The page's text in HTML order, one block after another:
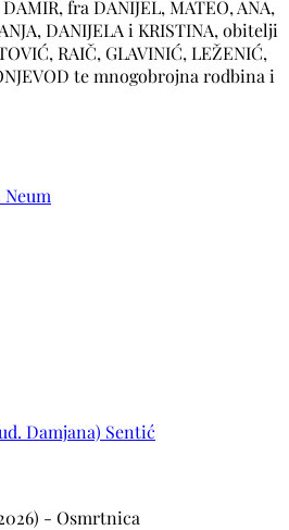
fra DANIJEL, MATEO, ANA,
DANIJELA i KRISTINA, obitelji
RAIČ, GLAVINIĆ, LEŽENIĆ,
te mnogobrojna rodbina i
Damjana) Sentić
- Osmrtnica